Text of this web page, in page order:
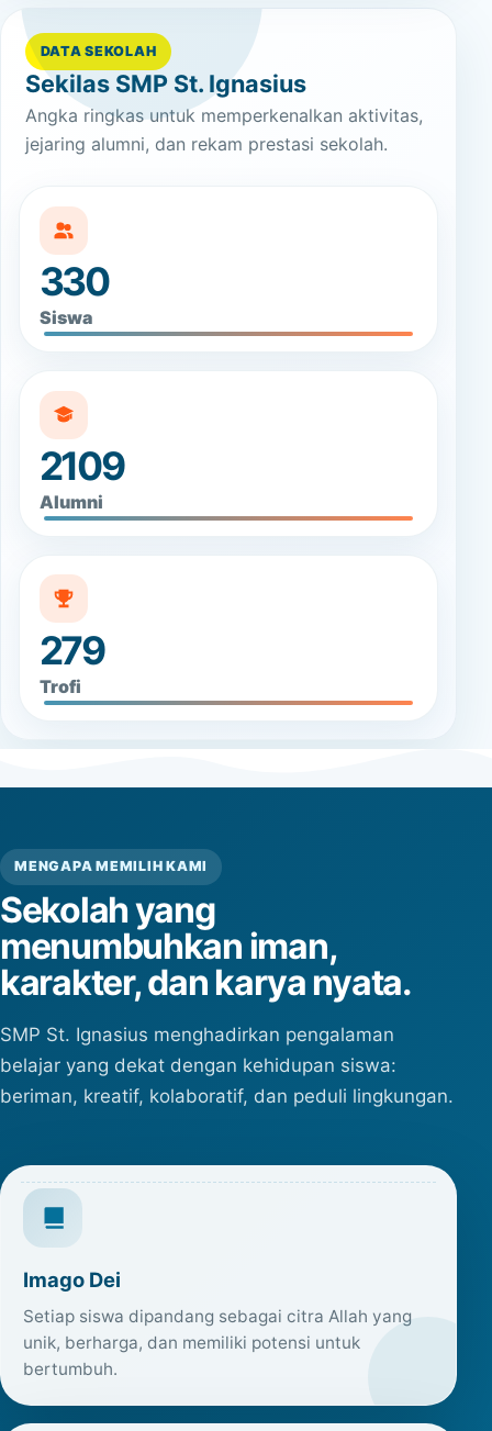
DATA SEKOLAH
Sekilas SMP St. Ignasius
Angka ringkas untuk memperkenalkan aktivitas,
jejaring alumni, dan rekam prestasi sekolah.
330
Siswa
2109
Alumni
279
Trofi
MENGAPA MEMILIH KAMI
Sekolah yang
menumbuhkan iman,
karakter, dan karya nyata.
SMP St. Ignasius menghadirkan pengalaman
belajar yang dekat dengan kehidupan siswa:
beriman, kreatif, kolaboratif, dan peduli lingkungan.
Imago Dei
Setiap siswa dipandang sebagai citra Allah yang
unik, berharga, dan memiliki potensi untuk
bertumbuh.